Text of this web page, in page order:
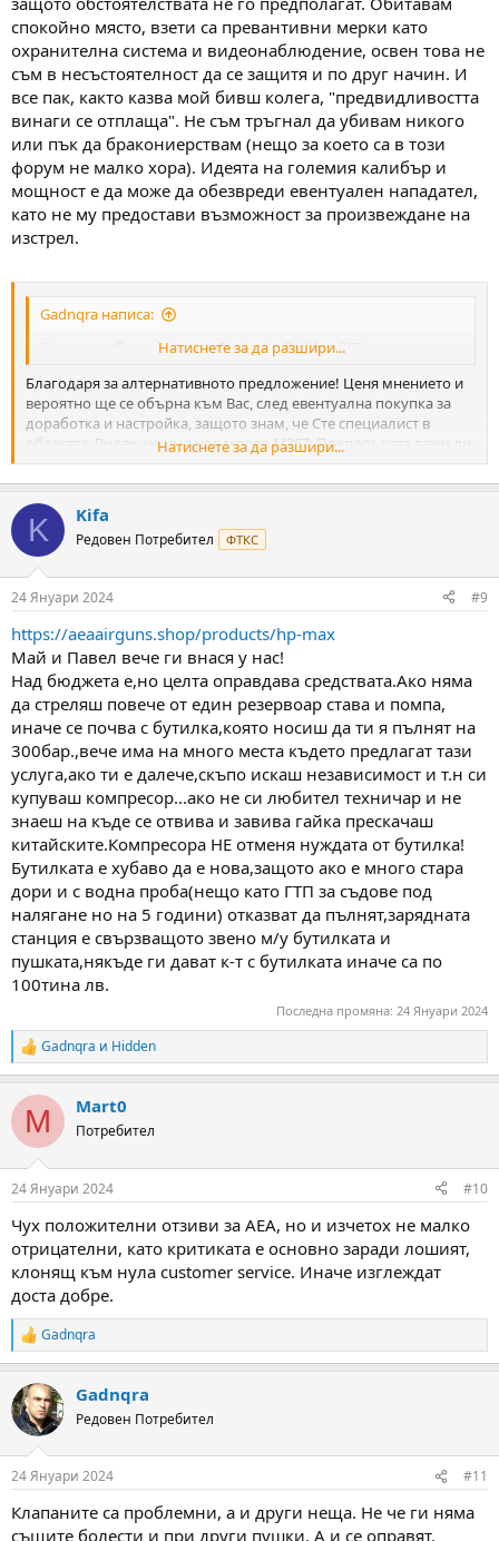
спокойно място, взети са превантивни мерки като
охранителна система и видеонаблюдение, освен това не
съм в несъстоятелност да се защитя и по друг начин. И
все пак, както казва мой бивш колега, "предвидливостта
винаги се отплаща". Не съм тръгнал да убивам никого
или пък да бракониерствам (нещо за което са в този
форум не малко хора). Идеята на големия калибър и
мощност е да може да обезвреди евентуален нападател,
като не му предостави възможност за произвеждане на
изстрел.
Gadnqra написа:
Още по-добър вариант е Benjamin Bulldog 357
Натиснете за да разшири...
Благодаря за алтернативното предложение! Ценя мнението и
вероятно ще се обърна към Вас, след евентуална покупка за
доработка и настройка, защото знам, че Сте специалист в
областта. Видях, че има нов модел M357. Препоръката важи ли
и за него? Интересува ме и кой е най-оправдания начин за
зареждане - помпа, китайски компресор и бутилка или марков
компресор (до колкото видях са по над 2000 лева) и бутилка?
Не съм наясно и с така наречената "зарядна станция". В
комплекта на пушката ли е или е допълнителна инвестиция?
Натиснете за да разшири...
K Kifa
Редовен Потребител ФТКС
24 Януари 2024 #9
https://aeaairguns.shop/products/hp-max
Май и Павел вече ги внася у нас!
Над бюджета е,но целта оправдава средствата.Ако няма
да стреляш повече от един резервоар става и помпа,
иначе се почва с бутилка,която носиш да ти я пълнят на
300бар.,вече има на много места където предлагат тази
услуга,ако ти е далече,скъпо искаш независимост и т.н си
купуваш компресор...ако не си любител техничар и не
знаеш на къде се отвива и завива гайка прескачаш
китайските.Компресора НЕ отменя нуждата от бутилка!
Бутилката е хубаво да е нова,защото ако е много стара
дори и с водна проба(нещо като ГТП за съдове под
налягане но на 5 години) отказват да пълнят,зарядната
станция е свързващото звено м/у бутилката и
пушката,някъде ги дават к-т с бутилката иначе са по
100тина лв.
Последна промяна: 24 Януари 2024
R
e
c
i
s
Gadnqra и Hidden
M Mart0
Потребител
24 Януари 2024 #10
Чух положителни отзиви за AEA, но и изчетох не малко
отрицателни, като критиката е основно заради лошият,
клонящ към нула customer service. Иначе изглеждат
доста добре.
R
e
c
t
i
s
Gadnqra
Gadnqra
Редовен Потребител
24 Януари 2024 #11
Клапаните са проблемни, а и други неща. Не че ги няма
същите болести и при други пушки. А и се оправят.